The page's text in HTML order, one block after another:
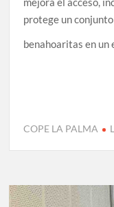
protege un
benahoaritas en un
COPE LA PALMA